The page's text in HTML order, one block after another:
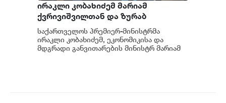
ირაკლი კობახიძემ მარიამ
ქვრივიშვილთან და ზურაბ
პატარაძესთან ერთად, ბათუმის
სახელმწიფო საზღვაო აკადემიაში
განახლებული სასწავლო და
საქართველოს პრემიერ-მინისტრმა
ირაკლი კობახიძემ, ეკონომიკისა და
მდგრადი განვითარების მინისტრ მარიამ